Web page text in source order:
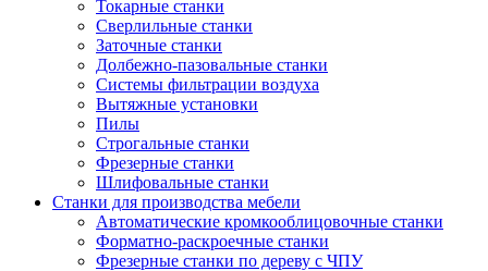
Токарные станки
Сверлильные станки
Заточные станки
Долбежно-пазовальные станки
Системы фильтрации воздуха
Вытяжные установки
Пилы
Строгальные станки
Фрезерные станки
Шлифовальные станки
Станки для производства мебели
Автоматические кромкооблицовочные станки
Форматно-раскроечные станки
Фрезерные станки по дереву с ЧПУ